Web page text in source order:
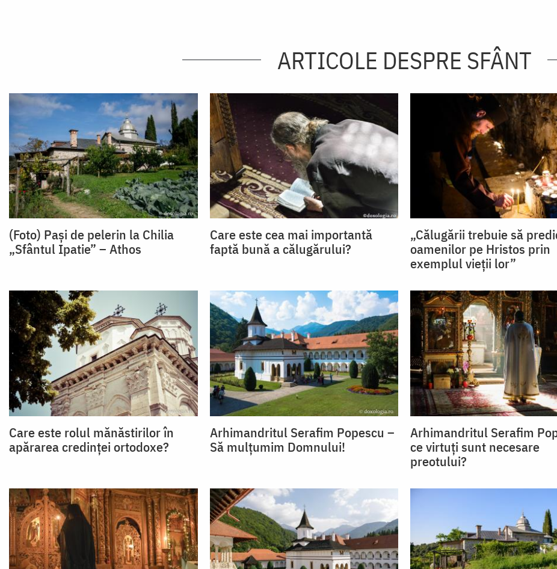
ARTICOLE DESPRE SFÂNT
(Foto) Pași de pelerin la Chilia
„Sfântul Ipatie” – Athos
Care este cea mai importantă
faptă bună a călugărului?
„Călugării trebuie să
oamenilor pe Hristos prin
exemplul vieții lor”
Care este rolul mănăstirilor în
apărarea credinței ortodoxe?
Arhimandritul Serafim Popescu –
Să mulțumim Domnului!
Arhimandritul Serafim
ce virtuți sunt necesare
preotului?